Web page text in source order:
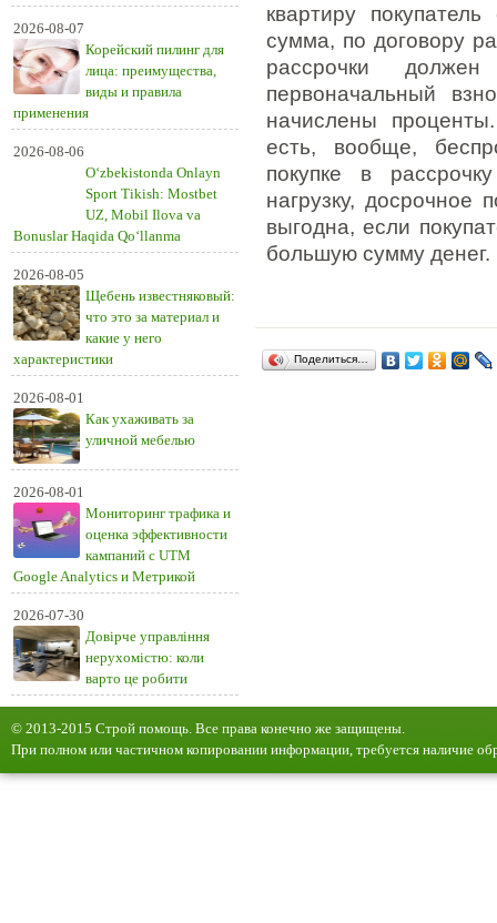
2026-08-07
Корейский пилинг для
лица: преимущества,
виды и правила
применения
2026-08-06
O‘zbekistonda Onlayn
Sport Tikish: Mostbet
UZ, Mobil Ilova va
Bonuslar Haqida Qo‘llanma
2026-08-05
Щебень известняковый:
что это за материал и
какие у него
характеристики
2026-08-01
Как ухаживать за
уличной мебелью
2026-08-01
Мониторинг трафика и
оценка эффективности
кампаний с UTM
Google Analytics и Метрикой
2026-07-30
Довірче управління
нерухомістю: коли
варто це робити
квартиру
сумма, по договору
рассрочки
первоначальный
начислены
есть, вообще,
покупке в
нагрузку, досрочное
выгодна, если
большую сумму денег.
Поделиться…
© 2013-2015 Строй помощь. Все права конечно же защищены.
При полном или частичном копировании информации, требуется наличие